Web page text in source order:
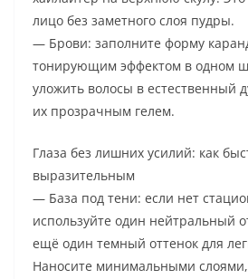
лицо без заметного слоя пудры.
— Брови: заполните форму
тонирующим эффектом в одном
уложить волосы в естественный
их прозрачным гелем.
Глаза без лишних усилий: как
выразительным
— База под тени: если нет
используйте один нейтральный
ещё один темный оттенок для
Наносите минимальными